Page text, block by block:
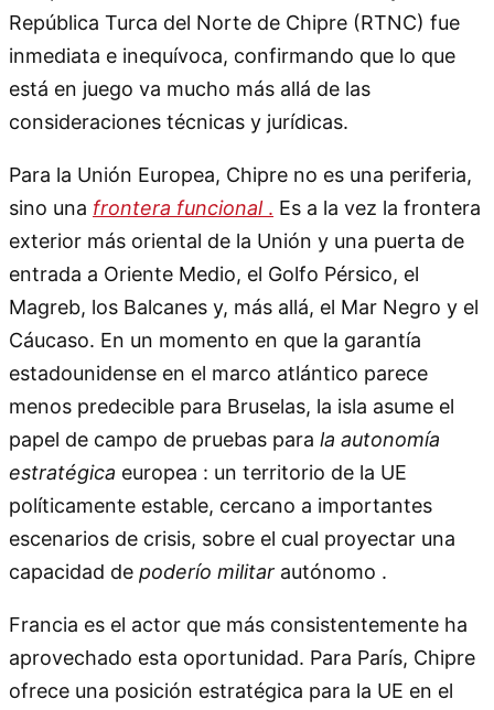
República Turca del Norte de Chipre (RTNC) fue
inmediata e inequívoca, confirmando que lo que
está en juego va mucho más allá de las
consideraciones técnicas y jurídicas.
Para la Unión Europea, Chipre no es una periferia,
sino una frontera funcional. Es a la vez la frontera
exterior más oriental de la Unión y una puerta de
entrada a Oriente Medio, el Golfo Pérsico, el
Magreb, los Balcanes y, más allá, el Mar Negro y el
Cáucaso. En un momento en que la garantía
estadounidense en el marco atlántico parece
menos predecible para Bruselas, la isla asume el
papel de campo de pruebas para la autonomía
estratégica europea : un territorio de la UE
políticamente estable, cercano a importantes
escenarios de crisis, sobre el cual proyectar una
capacidad de poderío militar autónomo .
Francia es el actor que más consistentemente ha
aprovechado esta oportunidad. Para París, Chipre
ofrece una posición estratégica para la UE en el